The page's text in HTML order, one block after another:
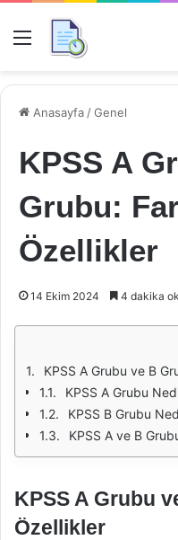
Menü
Anasayfa /Genel
KPSS A
Grubu:
Özellikler
14 Ekim 2024 4 dakika
KPSS A Grubu ve B
KPSS A Grubu
KPSS B Grubu
KPSS A ve B
KPSS A Grubu
Özellikler